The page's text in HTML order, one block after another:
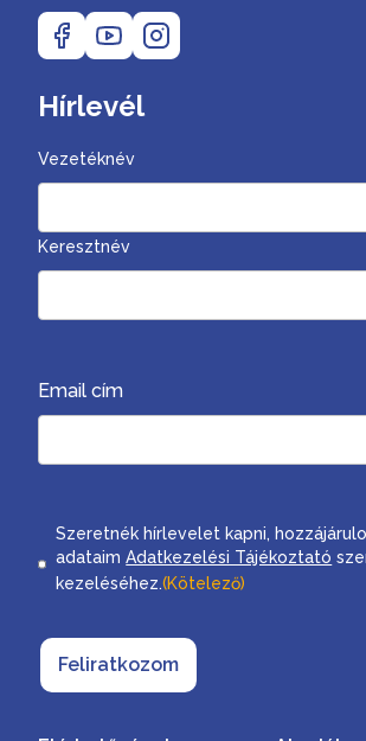
Hírlevél
Vezetéknév
Keresztnév
Email cím
Consent
Szeretnék hírlevelet kapni,
adataimAdatkezelési Tájékoztató
kezeléséhez.(Kötelező)
Feliratkozom